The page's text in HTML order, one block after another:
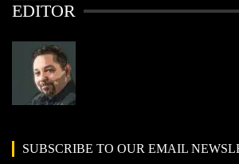
EDITOR
SUBSCRIBE TO OUR EMAIL